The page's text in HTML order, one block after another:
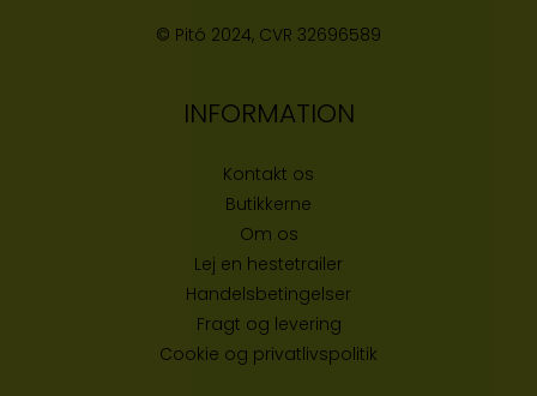
© Pitó 2024, CVR 32696589
INFORMATION
Kontakt os
Butikkerne
Om os
Lej en hestetrailer
Handelsbetingelser
Fragt og levering
Cookie og privatlivspolitik